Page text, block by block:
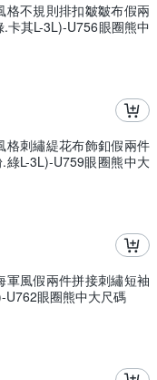
格不規則排扣皺皺布假兩
卡其L-3L)-U756眼圈熊中
格刺繡緹花布飾釦假兩件
L-3L)-U759眼圈熊中大
軍風假兩件拼接刺繡短袖
U762眼圈熊中大尺碼